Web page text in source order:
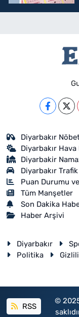
Diyarbakır
Diyarbakır
Diyarbakir
Diyarbakır
Puan Durumu
Tüm Manşetler
Son Dakika
Haber Arşivi
Diyarbakır
Politika
RSS
©